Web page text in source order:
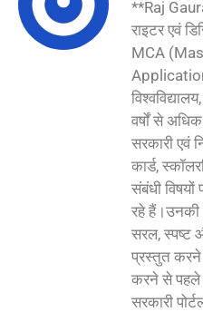
**Raj
राइटर एवं
MCA
वर्षों से
सरकारी एवं
कार्ड,
संबंधी
रहे हैं।उनकी
सरल, स्पष्ट
प्रस्तुत
करने से पहले
सरकारी